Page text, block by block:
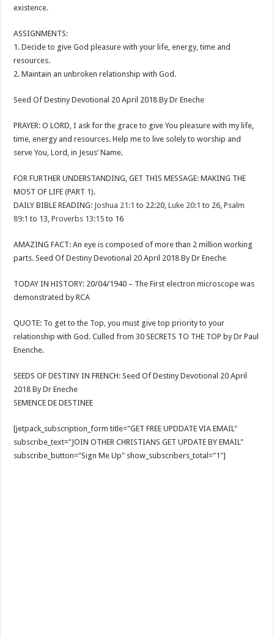
existence.
ASSIGNMENTS:
1. Decide to give God pleasure with your life, energy, time and
resources.
2. Maintain an unbroken relationship with God.
Seed Of Destiny Devotional 20 April 2018 By Dr Eneche
PRAYER: O LORD, I ask for the grace to give You pleasure with my life,
time, energy and resources. Help me to live solely to worship and
serve You, Lord, in Jesus’ Name.
FOR FURTHER UNDERSTANDING, GET THIS MESSAGE: MAKING THE
MOST OF LIFE (PART 1).
DAILY BIBLE READING: Joshua 21:1 to 22:20,Luke 20:1 to 26,Psalm
89:1 to 13,Proverbs 13:15 to 16
AMAZING FACT: An eye is composed of more than 2 million working
parts. Seed Of Destiny Devotional 20 April 2018 By Dr Eneche
TODAY IN HISTORY: 20/04/1940 – The First electron microscope was
demonstrated by RCA
QUOTE: To get to the Top, you must give top priority to your
relationship with God. Culled from 30 SECRETS TO THE TOP by Dr Paul
Enenche.
SEEDS OF DESTINY IN FRENCH: Seed Of Destiny Devotional 20 April
2018 By Dr Eneche
SEMENCE DE DESTINEE
[jetpack_subscription_form title="GET FREE UPDDATE VIA EMAIL"
subscribe_text="JOIN OTHER CHRISTIANS GET UPDATE BY EMAIL"
subscribe_button="Sign Me Up" show_subscribers_total="1"]